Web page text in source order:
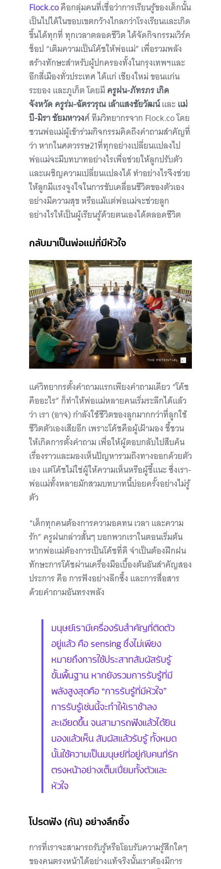
Flock.coคือกลุ่มคนที่เชื่อว่าการเรียนรู้ของเด็กนั้น
เป็นไปได้ในขอบเขตกว้างไกลกว่าโรงเรียนและเกิด
ขึ้นได้ทุกที่ ทุกเวลาตลอดชีวิต ได้จัดกิจกรรมเวิร์ค
ช็อป “เติมความเป็นโค้ชให้พ่อแม่” เพื่อรวมพลัง
สร้างทักษะสำหรับผู้ปกครองทั้งในกรุงเทพฯและ
อีกสี่เมืองทั่วประเทศ ได้แก่ เชียงใหม่ ขอนแก่น
ระยอง และภูเก็ต โดยมี ครูฝน-ภัทรภร เกิด
จังหวัด ครูร่ม-ฉัตรวรุณ เล้าแสงชัยวัฒน์และ แม่
บี-มิรา ชัยมหาวงศ์ ทีมวิทยากรจาก Flock.co โดย
ชวนพ่อแม่ผู้เข้าร่วมกิจกรรมคิดถึงคำถามสำคัญที่
ว่า หากในศตวรรษ21ที่ทุกอย่างเปลี่ยนแปลงไป
พ่อแม่จะมีบทบาทอย่างไรเพื่อช่วยให้ลูกปรับตัว
และเผชิญความเปลี่ยนแปลงได้ ทำอย่างไรจึงช่วย
ให้ลูกมีแรงจูงใจในการขับเคลื่อนชีวิตของตัวเอง
อย่างมีความสุข หรือแม้แต่พ่อแม่จะช่วยลูก
อย่างไรให้เป็นผู้เรียนรู้ด้วยตนเองได้ตลอดชีวิต
กลับมาเป็นพ่อแม่ที่มีหัวใจ
แค่วิทยากรตั้งคำถามแรกเพียงคำถามเดียว “โค้ช
คืออะไร” ก็ทำให้พ่อแม่หลายคนเริ่มระลึกได้แล้ว
ว่า เรา (อาจ) กำลังใช้ชีวิตของลูกมากกว่าที่ลูกใช้
ชีวิตตัวเองเสียอีก เพราะโค้ชคือผู้เฝ้ามอง ชี้ชวน
ให้เกิดการตั้งคำถาม เพื่อให้ผู้ตอบกลับไปสืบค้น
เรื่องราวและมองเห็นปัญหารวมถึงทางออกด้วยตัว
เอง แต่โค้ชไม่ใช่ผู้ให้ความเห็นหรือผู้ชี้แนะ ซึ่งเรา-
พ่อแม่ทั้งหลายมักสวมบทบาทนี้บ่อยครั้งอย่างไม่รู้
ตัว
“เด็กทุกคนต้องการความอดทน เวลา และความ
รัก” ครูฝนกล่าวสั้นๆ บอกพวกเราในตอนเริ่มต้น
หากพ่อแม่ต้องการเป็นโค้ชที่ดี จำเป็นต้องฝึกฝน
ทักษะการโค้ชผ่านเครื่องมือเบื้องต้นอันสำคัญสอง
ประการ คือ การฟังอย่างลึกซึ้ง และการสื่อสาร
ด้วยคำถามอันทรงพลัง
มนุษย์เรามีเครื่องรับสำคัญที่ติดตัว
อยู่แล้ว คือ sensing ซึ่งไม่เพียง
หมายถึงการใช้ประสาทสัมผัสรับรู้
ขั้นพื้นฐาน หากยังรวมการรับรู้ที่มี
พลังสูงสุดคือ “การรับรู้ที่มีหัวใจ”
การรับรู้เช่นนี้จะทำให้เราช้าลง
ละเอียดขึ้น จนสามารถฟังแล้วได้ยิน
มองแล้วเห็น สัมผัสแล้วรับรู้ ทั้งหมด
นั้นใช้ความเป็นมนุษย์ที่อยู่กับคนที่รัก
ตรงหน้าอย่างเต็มเปี่ยมทั้งตัวและ
หัวใจ
โปรดฟัง (กัน) อย่างลึกซึ้ง
การที่เราจะสามารถรับรู้หรือโอบรับความรู้สึกใดๆ
ของคนตรงหน้าได้อย่างแท้จริงนั้นเราต้องมีการ